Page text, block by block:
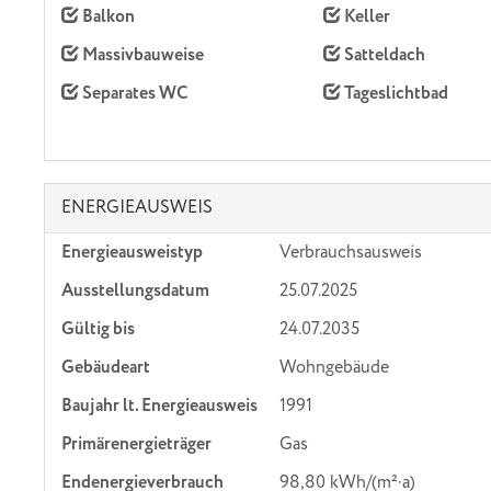
Balkon
Keller
Massivbauweise
Satteldach
Separates WC
Tageslichtbad
ENERGIEAUSWEIS
Energieausweistyp
Verbrauchs­ausweis
Ausstellungsdatum
25.07.2025
Gültig bis
24.07.2035
Gebäudeart
Wohngebäude
Baujahr lt. Energieausweis
1991
Primärenergieträger
Gas
Endenergie­verbrauch
98,80 kWh/(m²·a)